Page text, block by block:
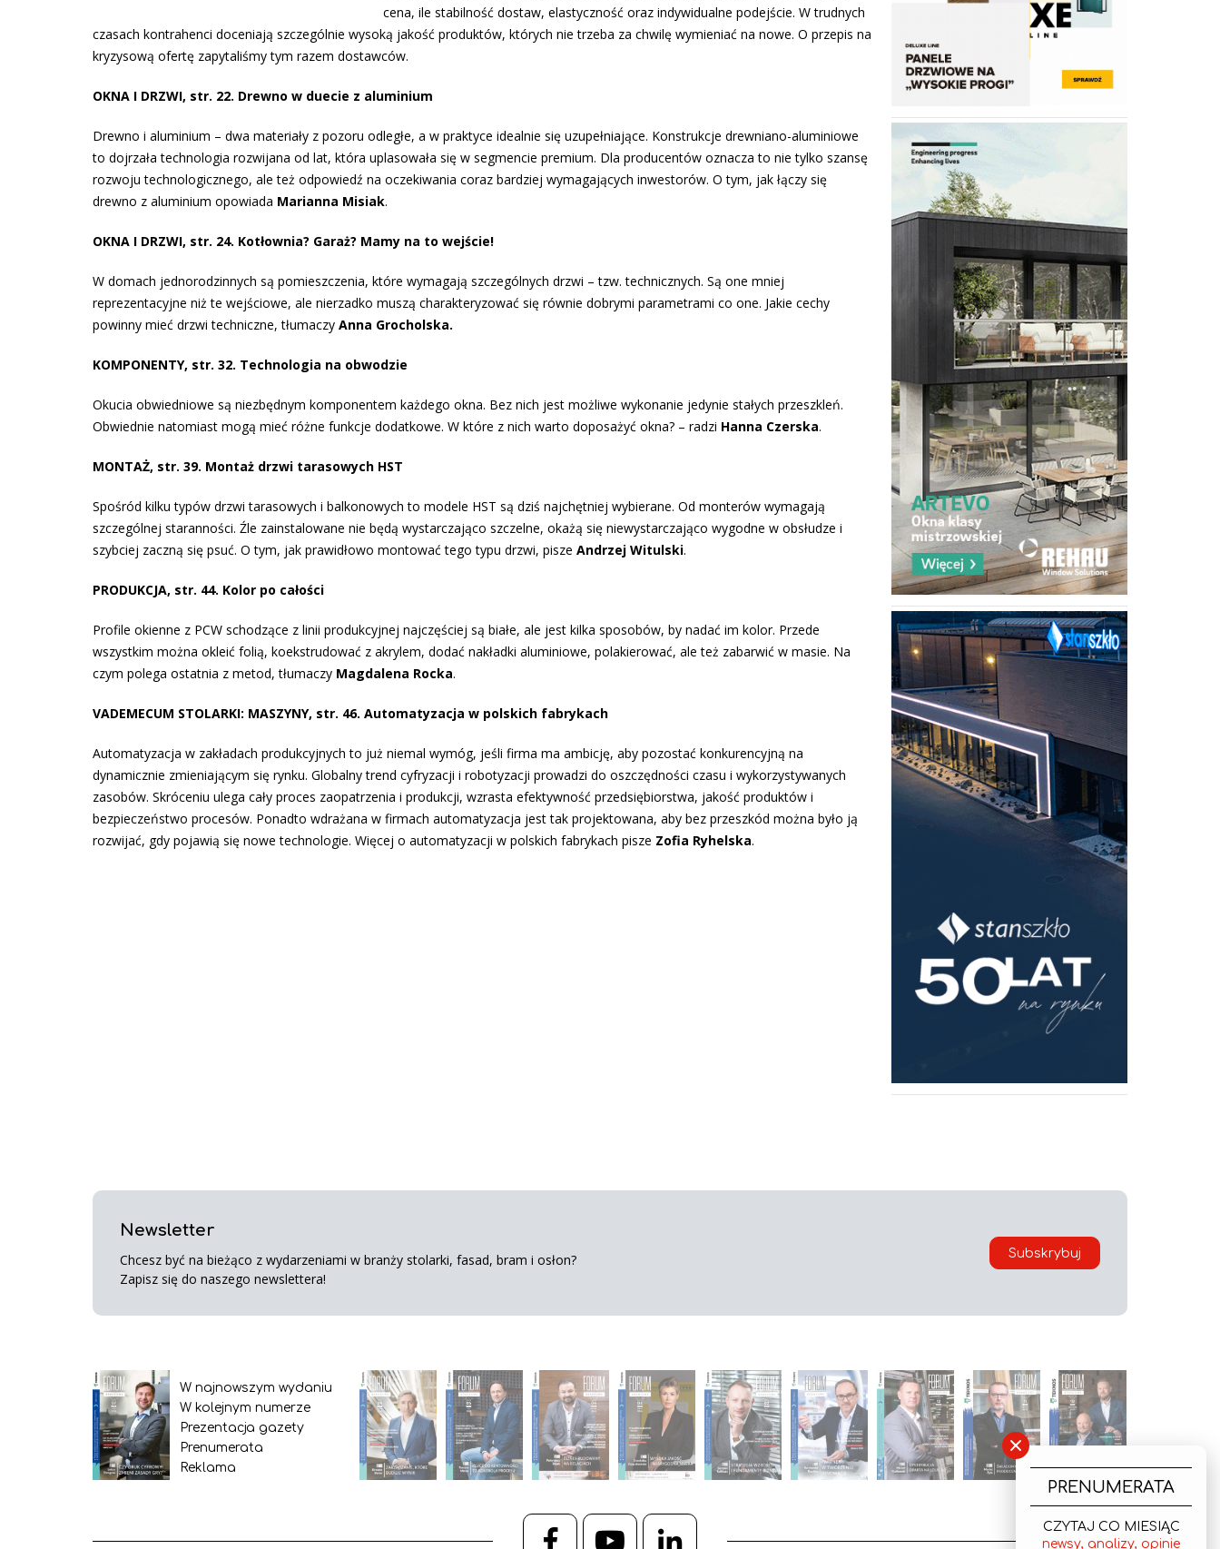
cena, ile stabilność dostaw, elastyczność oraz indywidualne podejście. W trudnych
czasach kontrahenci doceniają szczególnie wysoką jakość produktów, których nie trzeba za chwilę wymieniać na nowe. O przepis na
kryzysową ofertę zapytaliśmy tym razem dostawców.
OKNA I DRZWI, str. 22. Drewno w duecie z aluminium
Drewno i aluminium – dwa materiały z pozoru odległe, a w praktyce idealnie się uzupełniające. Konstrukcje drewniano-aluminiowe
to dojrzała technologia rozwijana od lat, która uplasowała się w segmencie premium. Dla producentów oznacza to nie tylko szansę
rozwoju technologicznego, ale też odpowiedź na oczekiwania coraz bardziej wymagających inwestorów. O tym, jak łączy się
drewno z aluminium opowiada Marianna Misiak.
OKNA I DRZWI, str. 24. Kotłownia? Garaż? Mamy na to wejście!
W domach jednorodzinnych są pomieszczenia, które wymagają szczególnych drzwi – tzw. technicznych. Są one mniej
reprezentacyjne niż te wejściowe, ale nierzadko muszą charakteryzować się równie dobrymi parametrami co one. Jakie cechy
powinny mieć drzwi techniczne, tłumaczy Anna Grocholska.
KOMPONENTY, str. 32. Technologia na obwodzie
Okucia obwiedniowe są niezbędnym komponentem każdego okna. Bez nich jest możliwe wykonanie jedynie stałych przeszkleń.
Obwiednie natomiast mogą mieć różne funkcje dodatkowe. W które z nich warto doposażyć okna? – radzi Hanna Czerska.
MONTAŻ, str. 39. Montaż drzwi tarasowych HST
Spośród kilku typów drzwi tarasowych i balkonowych to modele HST są dziś najchętniej wybierane. Od monterów wymagają
szczególnej staranności. Źle zainstalowane nie będą wystarczająco szczelne, okażą się niewystarczająco wygodne w obsłudze i
szybciej zaczną się psuć. O tym, jak prawidłowo montować tego typu drzwi, pisze Andrzej Witulski.
PRODUKCJA, str. 44. Kolor po całości
Profile okienne z PCW schodzące z linii produkcyjnej najczęściej są białe, ale jest kilka sposobów, by nadać im kolor. Przede
wszystkim można okleić folią, koekstrudować z akrylem, dodać nakładki aluminiowe, polakierować, ale też zabarwić w masie. Na
czym polega ostatnia z metod, tłumaczy Magdalena Rocka.
VADEMECUM STOLARKI: MASZYNY, str. 46. Automatyzacja w polskich fabrykach
Automatyzacja w zakładach produkcyjnych to już niemal wymóg, jeśli firma ma ambicję, aby pozostać konkurencyjną na
dynamicznie zmieniającym się rynku. Globalny trend cyfryzacji i robotyzacji prowadzi do oszczędności czasu i wykorzystywanych
zasobów. Skróceniu ulega cały proces zaopatrzenia i produkcji, wzrasta efektywność przedsiębiorstwa, jakość produktów i
bezpieczeństwo procesów. Ponadto wdrażana w firmach automatyzacja jest tak projektowana, aby bez przeszkód można było ją
rozwijać, gdy pojawią się nowe technologie. Więcej o automatyzacji w polskich fabrykach pisze Zofia Ryhelska.
Newsletter
Chcesz być na bieżąco z wydarzeniami w branży stolarki, fasad, bram i osłon?
Zapisz się do naszego newslettera!
Subskrybuj
W najnowszym wydaniu
W kolejnym numerze
Prezentacja gazety
Prenumerata
Reklama
FacebookYouTube
LinkedIn
×
PRENUMERATA
CZYTAJ CO MIESIĄC
newsy, analizy, opinie